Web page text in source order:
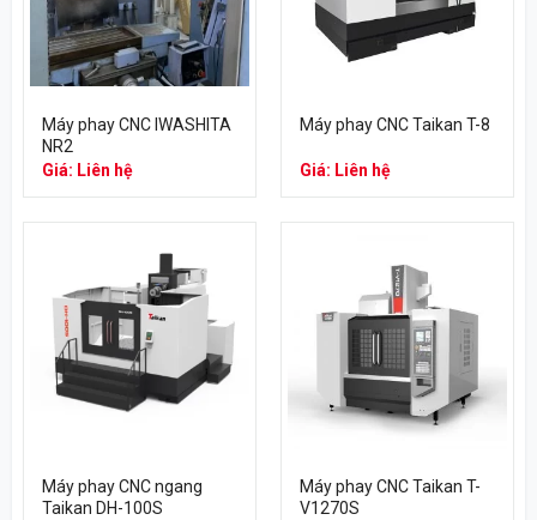
Máy phay CNC IWASHITA
NR2
Giá: Liên hệ
Máy phay CNC Taikan T-8
Giá: Liên hệ
Máy phay CNC ngang
Taikan DH-100S
Máy phay CNC Taikan T-
V1270S